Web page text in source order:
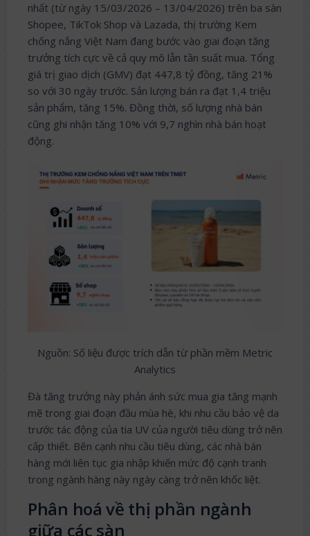
nhất (từ ngày 15/03/2026 – 13/04/2026) trên ba sàn
Shopee, TikTok Shop và Lazada, thị trường Kem
chống nắng Việt Nam đang bước vào giai đoạn tăng
trưởng tích cực về cả quy mô lẫn tần suất mua. Tổng
giá trị giao dịch (GMV) đạt 447,8 tỷ đồng, tăng 21%
so với 30 ngày trước. Sản lượng bán ra đạt 1,4 triệu
sản phẩm, tăng 15%. Đồng thời, số lượng nhà bán
cũng ghi nhận tăng 10% với 9,7 nghìn nhà bán hoạt
động.
Nguồn: Số liệu được trích dẫn từ phần mềm Metric
Analytics
Đà tăng trưởng này phản ánh sức mua gia tăng mạnh
mẽ trong giai đoạn đầu mùa hè, khi nhu cầu bảo vệ da
trước tác động của tia UV của người tiêu dùng trở nên
cấp thiết. Bên cạnh nhu cầu tiêu dùng, các nhà bán
hàng mới liên tục gia nhập khiến mức độ cạnh tranh
trong ngành hàng này ngày càng trở nên khốc liệt.
Phân hoá về thị phần ngành
giữa các sàn